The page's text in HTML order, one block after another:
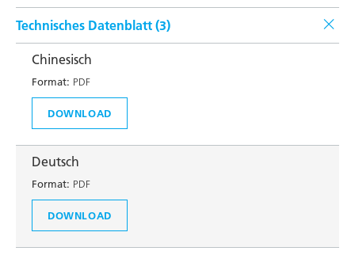
Technisches Datenblatt (3)
Chinesisch
Format: PDF
DOWNLOAD
Deutsch
Format: PDF
DOWNLOAD